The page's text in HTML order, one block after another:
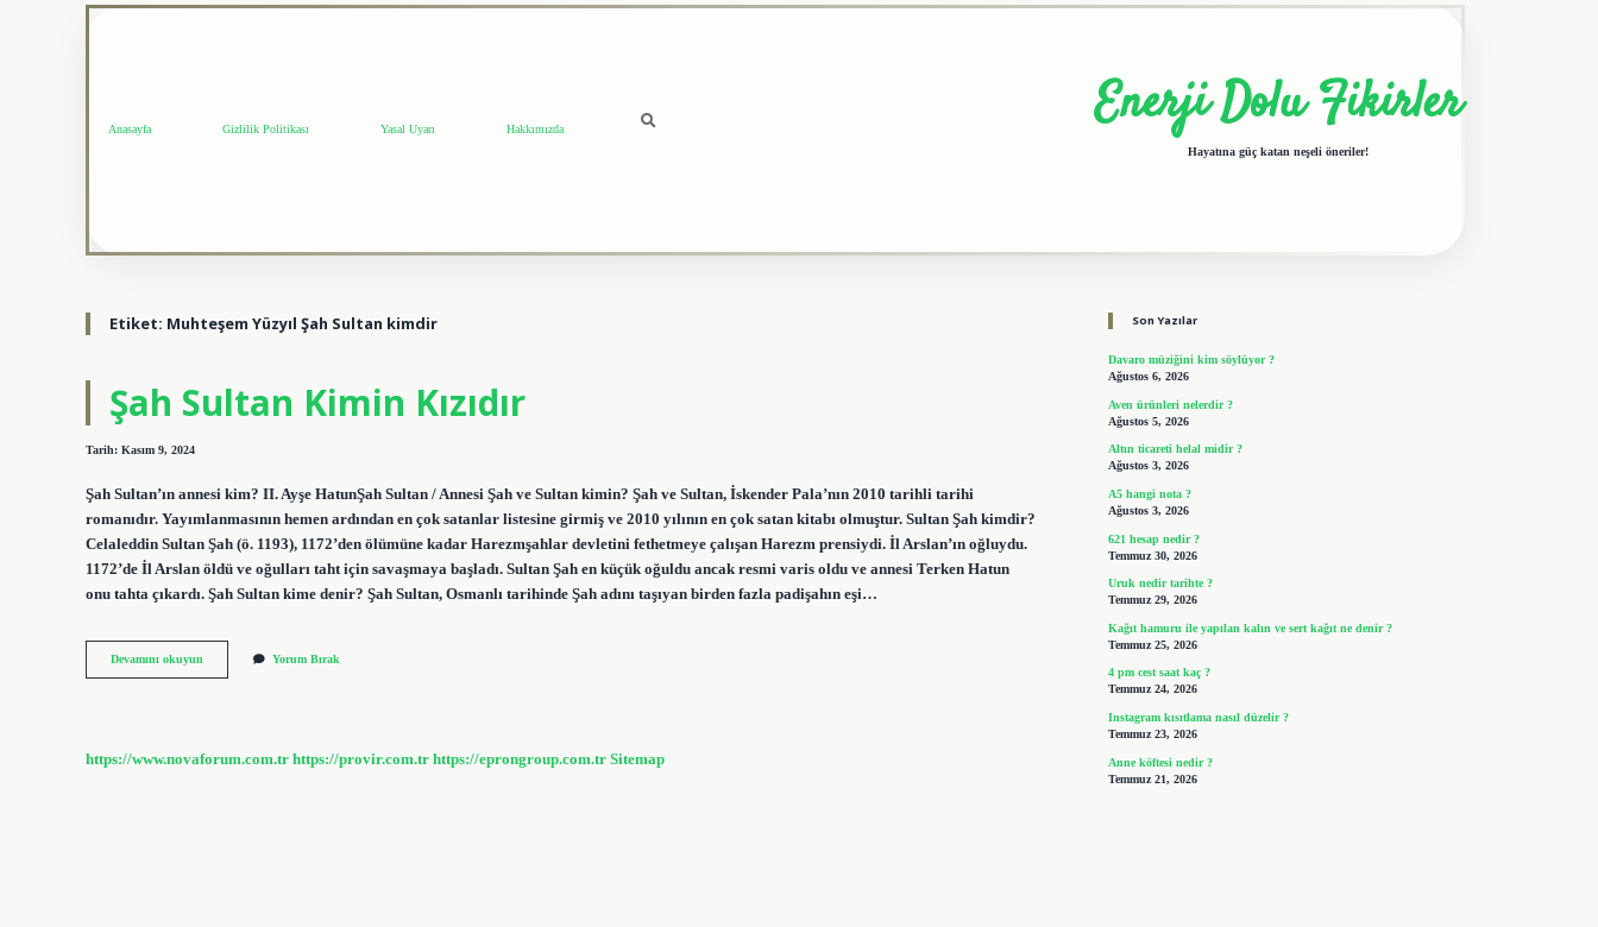
Anasayfa Gizlilik Politikası Yasal Uyarı Hakkımızda Enerji Dolu Fikirler
Hayatına güç katan neşeli öneriler!
Etiket: Muhteşem Yüzyıl Şah Sultan kimdir
Şah Sultan Kimin Kızıdır
Tarih: Kasım 9, 2024
Şah Sultan’ın annesi kim? II. Ayşe HatunŞah Sultan / Annesi Şah ve Sultan kimin? Şah ve Sultan, İskender Pala’nın 2010 tarihli tarihi
romanıdır. Yayımlanmasının hemen ardından en çok satanlar listesine girmiş ve 2010 yılının en çok satan kitabı olmuştur. Sultan Şah kimdir?
Celaleddin Sultan Şah (ö. 1193), 1172’den ölümüne kadar Harezmşahlar devletini fethetmeye çalışan Harezm prensiydi. İl Arslan’ın oğluydu.
1172’de İl Arslan öldü ve oğulları taht için savaşmaya başladı. Sultan Şah en küçük oğuldu ancak resmi varis oldu ve annesi Terken Hatun
onu tahta çıkardı. Şah Sultan kime denir? Şah Sultan, Osmanlı tarihinde Şah adını taşıyan birden fazla padişahın eşi…
Devamını okuyun
Sultan
Yorum Bırak
https://www.novaforum.com.tr https://provir.com.tr https://eprongroup.com.tr Sitemap
Son Yazılar
Davaro müziğini kim söylüyor ?
Ağustos 6, 2026
Aven ürünleri nelerdir ?
Ağustos 5, 2026
Altın ticareti helal midir ?
Ağustos 3, 2026
A5 hangi nota ?
Ağustos 3, 2026
621 hesap nedir ?
Temmuz 30, 2026
Uruk nedir tarihte ?
Temmuz 29, 2026
Kağıt hamuru ile yapılan kalın ve sert kağıt ne denir ?
Temmuz 25, 2026
4 pm cest saat kaç ?
Temmuz 24, 2026
Instagram kısıtlama nasıl düzelir ?
Temmuz 23, 2026
Anne köftesi nedir ?
Temmuz 21, 2026